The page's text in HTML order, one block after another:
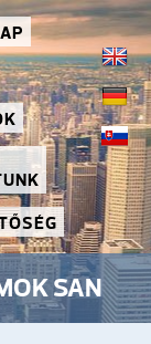
SAN